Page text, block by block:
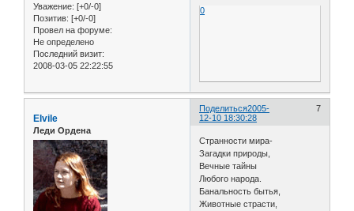
Уважение: [+0/-0]
Позитив: [+0/-0]
Провел на форуме:
Не определено
Последний визит:
2008-03-05 22:22:55
0
Поделиться 7
2005-
12-10 18:30:28
Elvile
Леди Ордена
Странности мира-
Загадки природы,
Вечные тайны
Любого народа.
Банальность бытья,
Животные страсти,